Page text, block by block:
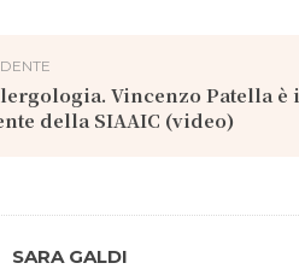
Vincenzo Patella è
della SIAAIC (video)
SARA GALDI